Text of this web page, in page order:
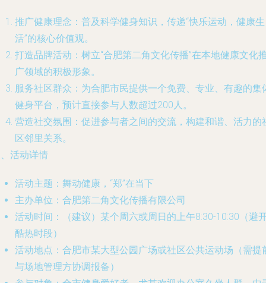
推广健康理念：普及科学健身知识，传递“快乐运动，健康生
活”的核心价值观。
打造品牌活动：树立“合肥第二角文化传播”在本地健康文化
广领域的积极形象。
服务社区群众：为合肥市民提供一个免费、专业、有趣的集
健身平台，预计直接参与人数超过200人。
营造社交氛围：促进参与者之间的交流，构建和谐、活力的
区邻里关系。
活动详情
活动主题 ：舞动健康，“郑”在当下
主办单位 ：合肥第二角文化传播有限公司
活动时间 ：（建议）某个周六或周日的上午8:30-10:30（避
酷热时段）
活动地点 ：合肥市某大型公园广场或社区公共运动场（需提
与场地管理方协调报备）